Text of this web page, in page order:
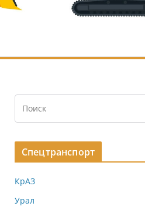
Спецтранспорт
КрАЗ
Урал